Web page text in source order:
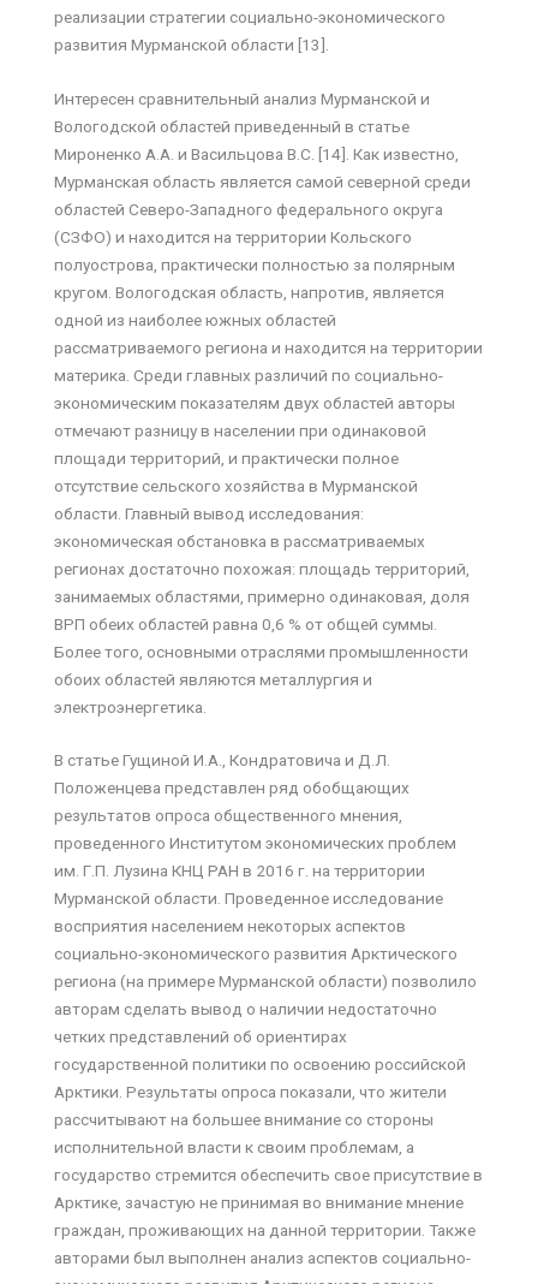
реализации стратегии социально-экономического
развития Мурманской области [13].
Интересен сравнительный анализ Мурманской и
Вологодской областей приведенный в статье
Мироненко А.А. и Васильцова В.С. [14]. Как известно,
Мурманская область является самой северной среди
областей Северо-Западного федерального округа
(СЗФО) и находится на территории Кольского
полуострова, практически полностью за полярным
кругом. Вологодская область, напротив, является
одной из наиболее южных областей
рассматриваемого региона и находится на территории
материка. Среди главных различий по социально-
экономическим показателям двух областей авторы
отмечают разницу в населении при одинаковой
площади территорий, и практически полное
отсутствие сельского хозяйства в Мурманской
области. Главный вывод исследования:
экономическая обстановка в рассматриваемых
регионах достаточно похожая: площадь территорий,
занимаемых областями, примерно одинаковая, доля
ВРП обеих областей равна 0,6 % от общей суммы.
Более того, основными отраслями промышленности
обоих областей являются металлургия и
электроэнергетика.
В статье Гущиной И.А., Кондратовича и Д.Л.
Положенцева представлен ряд обобщающих
результатов опроса общественного мнения,
проведенного Институтом экономических проблем
им. Г.П. Лузина КНЦ РАН в 2016 г. на территории
Мурманской области. Проведенное исследование
восприятия населением некоторых аспектов
социально-экономического развития Арктического
региона (на примере Мурманской области) позволило
авторам сделать вывод о наличии недостаточно
четких представлений об ориентирах
государственной политики по освоению российской
Арктики. Результаты опроса показали, что жители
рассчитывают на большее внимание со стороны
исполнительной власти к своим проблемам, а
государство стремится обеспечить свое присутствие в
Арктике, зачастую не принимая во внимание мнение
граждан, проживающих на данной территории. Также
авторами был выполнен анализ аспектов социально-